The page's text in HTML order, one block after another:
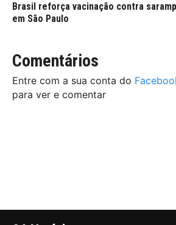
Brasil reforça vacinação contra
em São Paulo
Comentários
Entre com a sua conta do
para ver e comentar